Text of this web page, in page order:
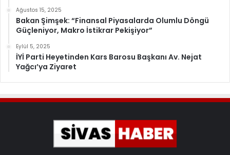
Ağustos 15, 2025
Bakan Şimşek: “Finansal Piyasalarda Olumlu Döngü
Güçleniyor, Makro İstikrar Pekişiyor”
Eylül 5, 2025
İYİ Parti Heyetinden Kars Barosu Başkanı Av. Nejat
Yağcı’ya Ziyaret